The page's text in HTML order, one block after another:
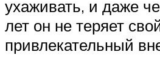
ухаживать, и даже
лет он не теряет
привлекательный